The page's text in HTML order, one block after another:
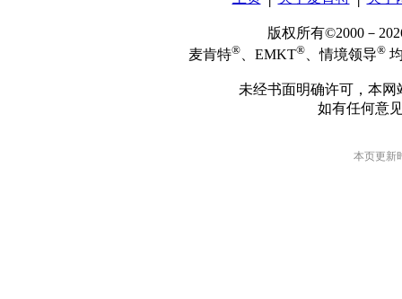
版权所有©2000－
麦肯特® 、EMKT® 、情境领导®
未经书面明确许可，本
如有任何意
本页更新